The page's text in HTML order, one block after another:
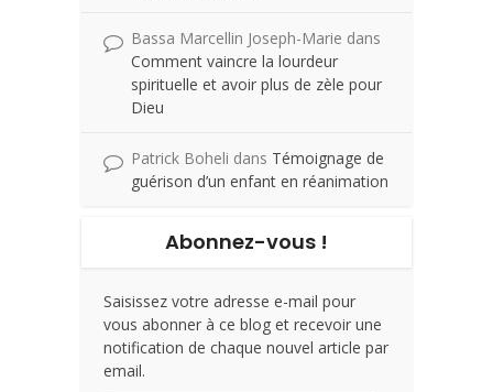
Bassa Marcellin Joseph-Marie dans
Comment vaincre la lourdeur
spirituelle et avoir plus de zèle pour
Dieu
Patrick Boheli dans Témoignage de
guérison d’un enfant en réanimation
Abonnez-vous !
Saisissez votre adresse e-mail pour
vous abonner à ce blog et recevoir une
notification de chaque nouvel article par
email.